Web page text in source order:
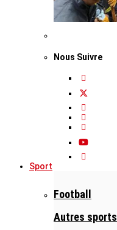
Nous Suivre
Sport
Football
Autres sports